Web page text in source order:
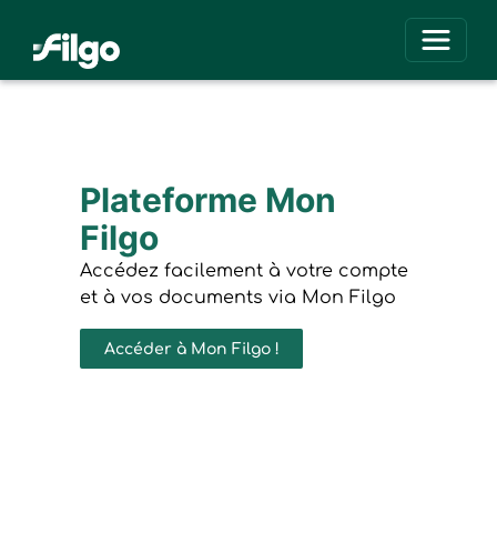
Plateforme Mon
Filgo
Accédez facilement à votre compte
et à vos documents via Mon Filgo
Accéder à Mon Filgo !